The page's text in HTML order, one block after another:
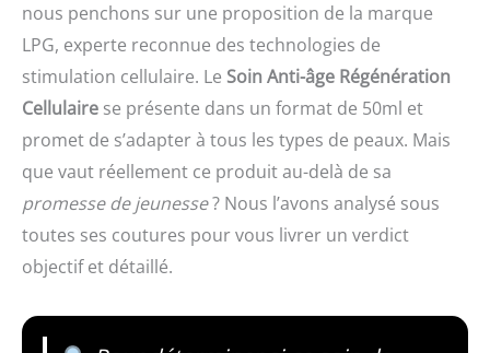
nous penchons sur une proposition de la marque
LPG, experte reconnue des technologies de
stimulation cellulaire. Le Soin Anti-âge Régénération
Cellulaire se présente dans un format de 50ml et
promet de s’adapter à tous les types de peaux. Mais
que vaut réellement ce produit au-delà de sa
promesse de jeunesse? Nous l’avons analysé sous
toutes ses coutures pour vous livrer un verdict
objectif et détaillé.